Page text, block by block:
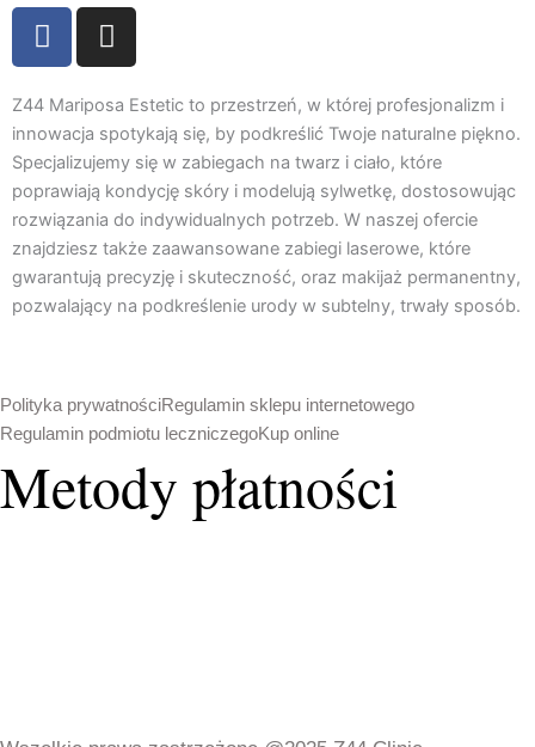
F
a
e
b
o
o
k
I
n
t
a
g
r
a
m
Z44 Mariposa Estetic to przestrzeń, w której profesjonalizm i
innowacja spotykają się, by podkreślić Twoje naturalne piękno.
Specjalizujemy się w zabiegach na twarz i ciało, które
poprawiają kondycję skóry i modelują sylwetkę, dostosowując
rozwiązania do indywidualnych potrzeb. W naszej ofercie
znajdziesz także zaawansowane zabiegi laserowe, które
gwarantują precyzję i skuteczność, oraz makijaż permanentny,
pozwalający na podkreślenie urody w subtelny, trwały sposób.
Polityka prywatnościRegulamin sklepu internetowego
Regulamin podmiotu leczniczegoKup online
Metody płatności